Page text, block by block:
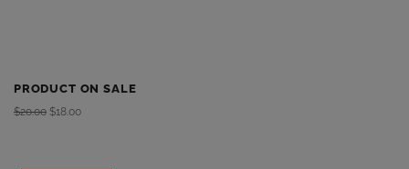
PRODUCT ON SALE
$20.00 $18.00